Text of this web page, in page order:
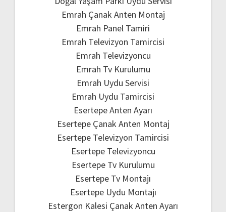
Emrah Çanak Anten Montaj
Emrah Panel Tamiri
Emrah Televizyon Tamircisi
Emrah Televizyoncu
Emrah Tv Kurulumu
Emrah Uydu Servisi
Emrah Uydu Tamircisi
Esertepe Anten Ayarı
Esertepe Çanak Anten Montaj
Esertepe Televizyon Tamircisi
Esertepe Televizyoncu
Esertepe Tv Kurulumu
Esertepe Tv Montajı
Esertepe Uydu Montajı
Estergon Kalesi Çanak Anten Ayarı